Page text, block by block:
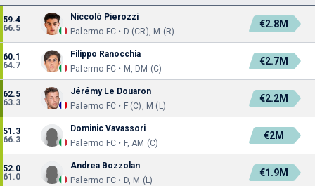
59.4
66.5
Niccolò Pierozzi
Palermo FC • D (CR), M (R)
€2.8M
60.1
64.7
Filippo Ranocchia
Palermo FC • M, DM (C)
€2.7M
62.5
63.3
Jérémy Le Douaron
Palermo FC • F (C), M (L)
€2.2M
51.3
66.3
Dominic Vavassori
Palermo FC • F, AM (C)
€2M
52.0
61.0
Andrea Bozzolan
Palermo FC • D, M (L)
€1.9M